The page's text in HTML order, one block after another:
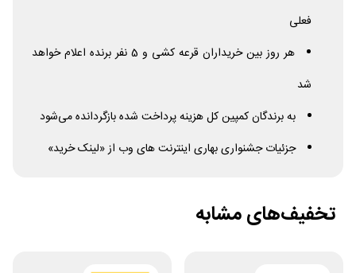
فعلی
هر روز بین خریداران قرعه کشی و 5 نفر برنده اعلام خواهد
شد
به برندگان کمپین کل هزینه پرداخت شده بازگردانده می‌شود
جزئیات جشنواری بهاری اینترنت های وب از «لینک خرید»
تخفیف‌های مشابه